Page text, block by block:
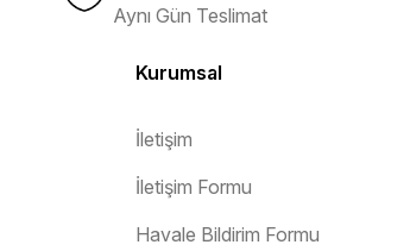
Aynı Gün Teslimat
Kurumsal
İletişim
İletişim Formu
Havale Bildirim Formu